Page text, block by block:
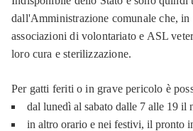
dall'Amministrazione comunale che, in
associazioni di volontariato e ASL
loro cura e sterilizzazione.
Per gatti feriti o in grave pericolo è
dal lunedì al sabato dalle 7 alle 19 il
in altro orario e nei festivi, il pronto